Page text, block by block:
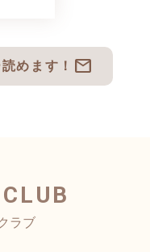
めます！ mail